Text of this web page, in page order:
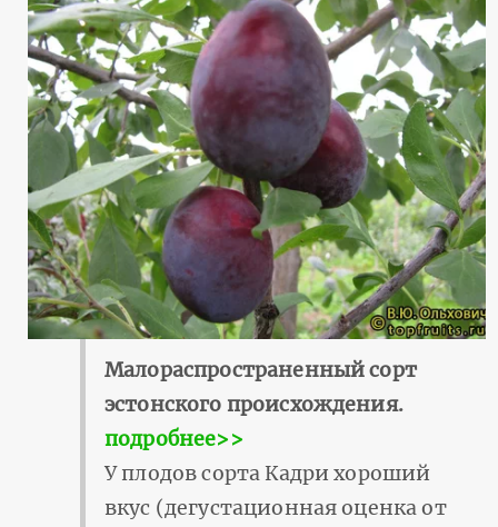
Малораспространенный сорт
эстонского происхождения.
подробнее>>
У плодов сорта Кадри хороший
вкус (дегустационная оценка от